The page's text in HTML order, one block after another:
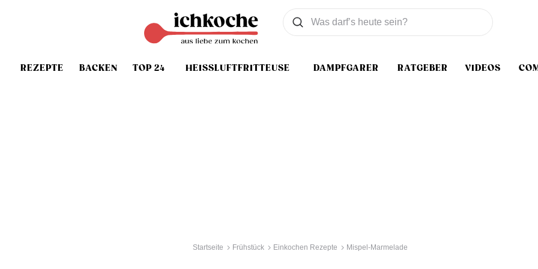
REZEPTE BACKEN TOP 24 HEISSLUFTFRITTEUSE DAMPFGARER RATGEBER VIDEOS
Was wollen Sie suchen
Suchen
Startseite Frühstück Einkochen Rezepte Mispel-Marmelade